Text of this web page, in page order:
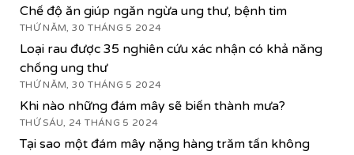
Chế độ ăn giúp ngăn ngừa ung thư, bệnh tim
THỨ NĂM, 30 THÁNG 5 2024
Loại rau được 35 nghiên cứu xác nhận có khả năng
chống ung thư
THỨ NĂM, 30 THÁNG 5 2024
Khi nào những đám mây sẽ biến thành mưa?
THỨ SÁU, 24 THÁNG 5 2024
Tại sao một đám mây nặng hàng trăm tấn không